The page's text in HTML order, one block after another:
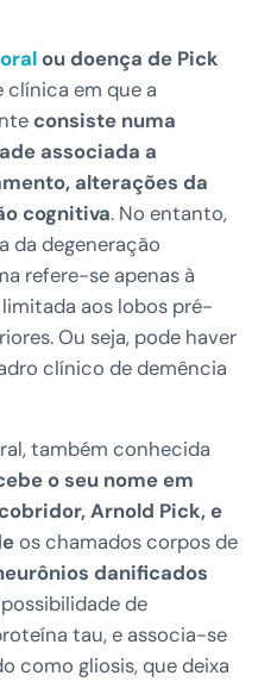
ou doença de Pick
clínica em que a
consiste numa
associada a
alterações da
cognitiva. No entanto,
da degeneração
refere-se apenas à
aos lobos pré-
Ou seja, pode haver
clínico de demência
também conhecida
o seu nome em
Arnold Pick, e
os chamados corpos de
danificados
de
tau, e associa-se
como gliosis, que deixa